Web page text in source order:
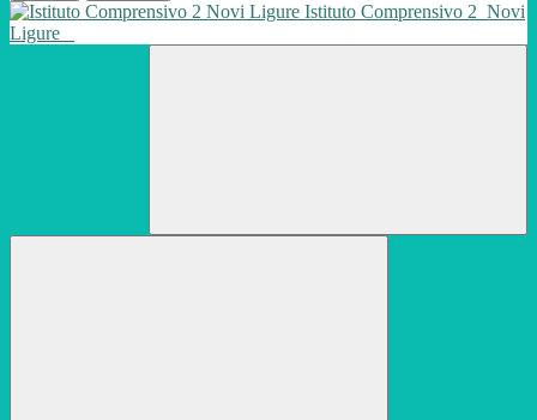
Istituto Comprensivo 2 Novi
Ligure